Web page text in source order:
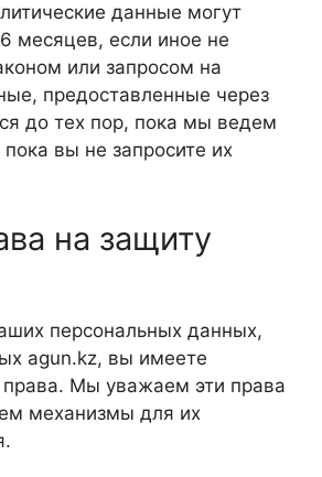
данные могут
месяцев, если иное не
или запросом на
предоставленные через
до тех пор, пока мы ведем
пока вы не запросите их
на защиту
персональных данных,
agun.kz, вы имеете
Мы уважаем эти права
механизмы для их